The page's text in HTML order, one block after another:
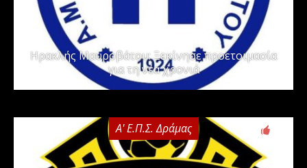
Ηρακλής Μαυροβάτου: Ξεκίνησε προετοιμασία
για τη νέα χρονιά
Α' Ε.Π.Σ. Δράμας